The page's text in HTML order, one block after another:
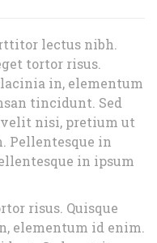
lectus nibh.
tortor risus.
in, elementum
tincidunt. Sed
nisi, pretium ut
Pellentesque in
in ipsum
risus. Quisque
elementum id enim.